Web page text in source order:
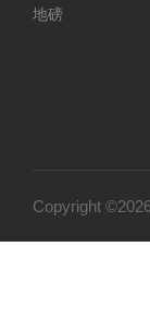
地磅
Copyright